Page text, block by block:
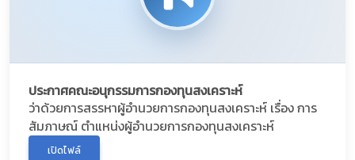
ประกาศคณะอนุกรรมการกองทุนสงเคราะห์
ว่าด้วยการสรรหาผู้อำนวยการกองทุนสงเคราะห์ เรื่อง การ
สัมภาษณ์ ตำแหน่งผู้อำนวยการกองทุนสงเคราะห์
เปิดไฟล์